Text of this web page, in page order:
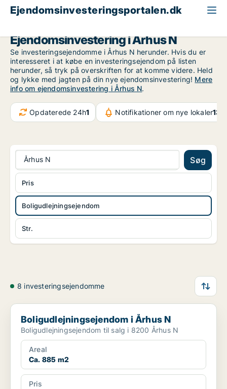
Ejendomsinvesteringsportalen.dk
Ejendomsinvestering i Århus N
Se investeringsejendomme i Århus N herunder. Hvis du er
interesseret i at købe en investeringsejendom på listen
herunder, så tryk på overskriften for at komme videre. Held
og lykke med jagten på din nye ejendomsinvestering! Mere
info om ejendomsinvestering i Århus N.
Opdaterede 24h1 Notifikationer om nye lokaler132
Århus N Søg
Boligudlejningsejendom
Str.
Pris
8 investeringsejendomme
Boligudlejningsejendom i Århus N
Boligudlejningsejendom i Århus N
Boligudlejningsejendom til salg i 8200 Århus N
Areal
Ca. 885 m2
Pris